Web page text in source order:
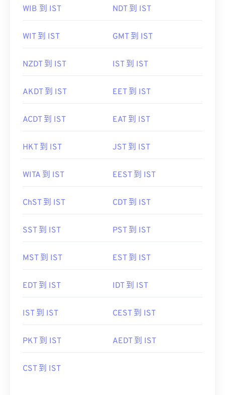
WIB 到 IST NDT 到 IST
WIT 到 IST GMT 到 IST
NZDT 到 IST IST 到 IST
AKDT 到 IST EET 到 IST
ACDT 到 IST EAT 到 IST
HKT 到 IST JST 到 IST
WITA 到 IST EEST 到 IST
ChST 到 IST CDT 到 IST
SST 到 IST PST 到 IST
MST 到 IST EST 到 IST
EDT 到 IST IDT 到 IST
IST 到 IST CEST 到 IST
PKT 到 IST AEDT 到 IST
CST 到 IST